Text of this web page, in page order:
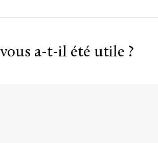
a-t-il été utile ?